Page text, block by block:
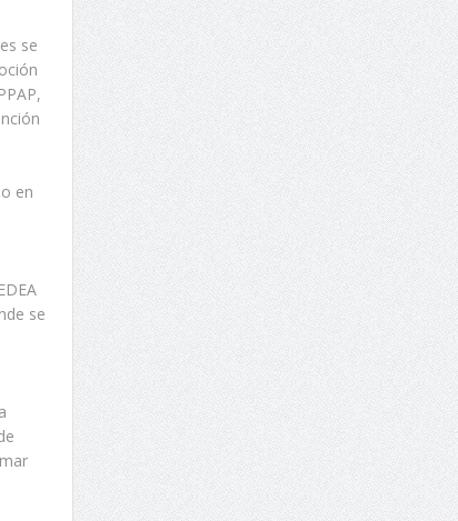
se
en
se